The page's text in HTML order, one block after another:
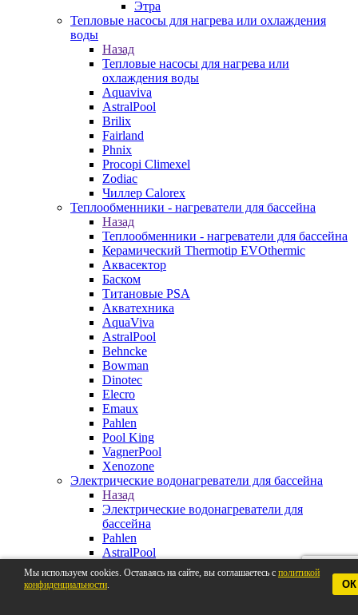
Этра
Тепловые насосы для нагрева или охлаждения
воды
Назад
Тепловые насосы для нагрева или
охлаждения воды
Aquaviva
AstralPool
Brilix
Fairland
Phnix
Procopi Climexel
Zodiac
Чиллер Calorex
Теплообменники - нагреватели для бассейна
Назад
Теплообменники - нагреватели для бассейна
Керамический Thermotip EVOthermic
Аквасектор
Баском
Титановые PSA
Акватехника
AquaViva
AstralPool
Behncke
Bowman
Dinotec
Elecro
Emaux
Pahlen
Pool King
VagnerPool
Xenozone
Электрические водонагреватели для бассейна
Назад
Электрические водонагреватели для
бассейна
Pahlen
AstralPool
Aquaviva
Behncke
Мы используем cookies. Оставаясь на сайте, вы соглашаетесь с политикой
конфиденциальности. ОК